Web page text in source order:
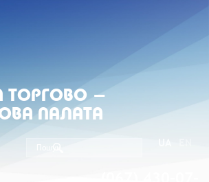
ТОРГОВО -
ПАЛАТА